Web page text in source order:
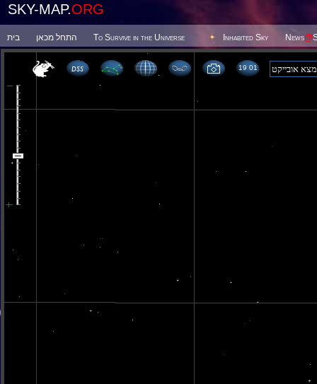
SKY-MAP.ORG
בית התחל מכאן To Survive in the Universe Inhabited Sky News@
19 01